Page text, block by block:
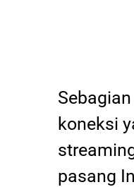
koneksi
pasang